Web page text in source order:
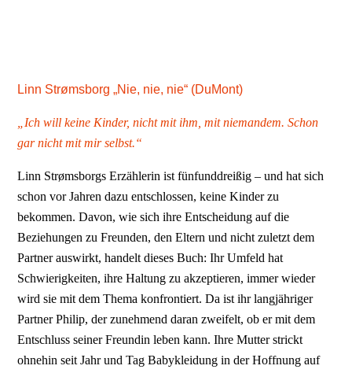
Linn Strømsborg „Nie, nie, nie“ (DuMont)
„Ich will keine Kinder, nicht mit ihm, mit niemandem. Schon
gar nicht mit mir selbst.“
Linn Strømsborgs Erzählerin ist fünfunddreißig – und hat sich
schon vor Jahren dazu entschlossen, keine Kinder zu
bekommen. Davon, wie sich ihre Entscheidung auf die
Beziehungen zu Freunden, den Eltern und nicht zuletzt dem
Partner auswirkt, handelt dieses Buch: Ihr Umfeld hat
Schwierigkeiten, ihre Haltung zu akzeptieren, immer wieder
wird sie mit dem Thema konfrontiert. Da ist ihr langjähriger
Partner Philip, der zunehmend daran zweifelt, ob er mit dem
Entschluss seiner Freundin leben kann. Ihre Mutter strickt
ohnehin seit Jahr und Tag Babykleidung in der Hoffnung auf